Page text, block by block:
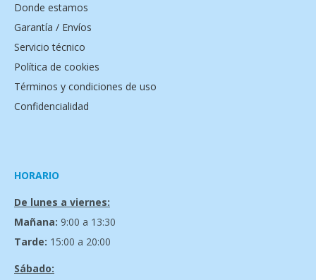
Donde estamos
Garantía / Envíos
Servicio técnico
Política de cookies
Términos y condiciones de uso
Confidencialidad
HORARIO
De lunes a viernes:
Mañana: 9:00 a 13:30
Tarde: 15:00 a 20:00
Sábado: